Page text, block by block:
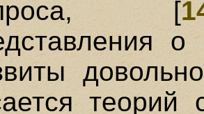
[
о
теорий